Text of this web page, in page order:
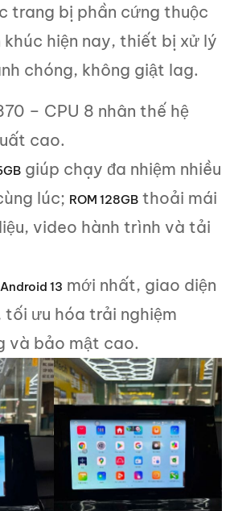
trang bị phần cứng thuộc
hiện nay, thiết bị xử lý
chóng, không giật lag.
– CPU 8 nhân thế hệ
cao.
giúp chạy đa nhiệm nhiều
lúc; ROM 128GB thoải mái
video hành trình và tải
Android 13 mới nhất, giao diện
tối ưu hóa trải nghiệm
và bảo mật cao.